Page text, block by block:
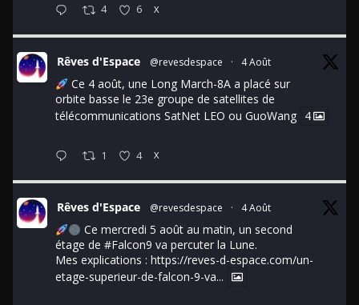
4 6 X
Rêves d'Espace @revesdespace · 4 Août
Ce 4 août, une Long March-8A a placé sur
orbite basse le 23e groupe de satellites de
télécommunications SatNet LEO ou GuoWang 4
1 4 X
Rêves d'Espace @revesdespace · 4 Août
Ce mercredi 5 août au matin, un second
étage de #Falcon9 va percuter la Lune.
Mes explications : https://reves-d-espace.com/un-
etage-superieur-de-falcon-9-va...